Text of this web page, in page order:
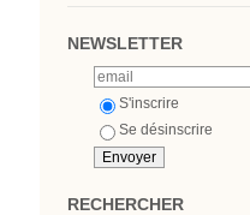
NEWSLETTER
S'inscrire
Se désinscrire
RECHERCHER